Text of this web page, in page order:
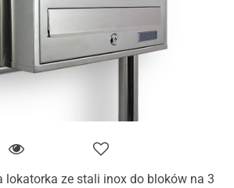
lokatorka ze stali inox do bloków na 3